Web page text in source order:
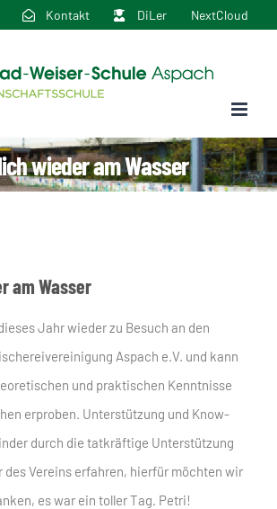
Kontakt DiLer NextCloud
wieder am Wasser
am Wasser
Jahr wieder zu Besuch an den
Aspach e.V. und kann
und praktischen Kenntnisse
erproben. Unterstützung und Know-
durch die tatkräftige Unterstützung
des Vereins erfahren, hierfür möchten wir
es war ein toller Tag. Petri!